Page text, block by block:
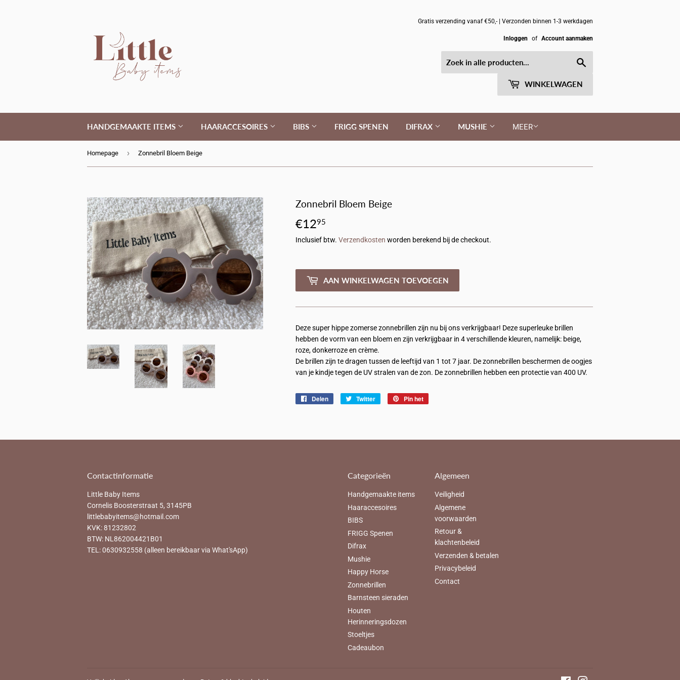
Gratis verzending vanaf €50,- | Verzonden binnen 1-3 werkdagen
Inloggen of Account aanmaken
WINKELWAGEN
HANDGEMAAKTE ITEMS HAARACCESOIRES BIBS FRIGG SPENEN DIFRAX MUSHIE MEER
Homepage › Zonnebril Bloem Beige
Zonnebril Bloem Beige
€1295
Inclusief btw. Verzendkosten worden berekend bij de checkout.
AAN WINKELWAGEN TOEVOEGEN
Deze super hippe zomerse zonnebrillen zijn nu bij ons verkrijgbaar! Deze superleuke brillen
hebben de vorm van een bloem en zijn verkrijgbaar in 4 verschillende kleuren, namelijk: beige,
roze, donkerroze en crème.
De brillen zijn te dragen tussen de leeftijd van 1 tot 7 jaar. De zonnebrillen beschermen de oogjes
van je kindje tegen de UV stralen van de zon. De zonnebrillen hebben een protectie van 400 UV.
Delen
Delen
Twitter
TwitterenPin het
Contactinformatie
Little Baby Items
Cornelis Boosterstraat 5, 3145PB
littlebabyitems@hotmail.com
KVK: 81232802
BTW: NL862004421B01
TEL: 0630932558 (alleen bereikbaar via What'sApp)
Categorieën
Handgemaakte items
Haaraccesoires
BIBS
FRIGG Spenen
Difrax
Mushie
Happy Horse
Zonnebrillen
Barnsteen sieraden
Houten
Herinneringsdozen
Stoeltjes
Cadeaubon
Algemeen
Veiligheid
Algemene
voorwaarden
Retour &
klachtenbeleid
Verzenden & betalen
Privacybeleid
Contact